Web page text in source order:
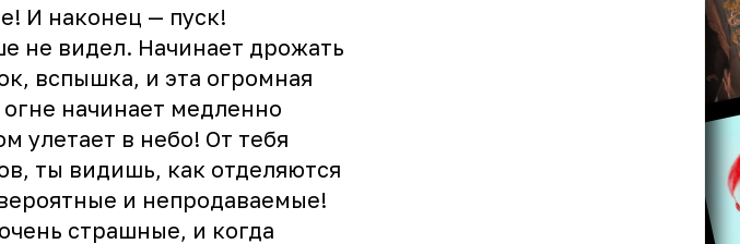
И наконец — пуск!
не видел. Начинает дрожать
вспышка, и эта огромная
начинает медленно
улетает в небо! От тебя
ты видишь, как отделяются
и непродаваемые!
страшные, и когда